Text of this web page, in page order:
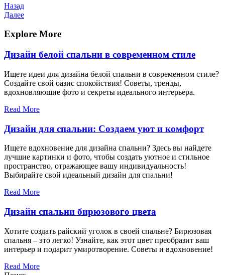
Навигация
по
записям
Предыдущая
запись
Назад
Следующая
Далее
Explore More
Дизайн белой спальни в современном стиле
Ищете идеи для дизайна белой спальни в современном стиле?
Создайте свой оазис спокойствия! Советы, тренды,
вдохновляющие фото и секреты идеального интерьера.
Read More
Дизайн для спальни: Создаем уют и комфорт
Ищете вдохновение для дизайна спальни? Здесь вы найдете
лучшие картинки и фото, чтобы создать уютное и стильное
пространство, отражающее вашу индивидуальность!
Выбирайте свой идеальный дизайн для спальни!
Read More
Дизайн спальни бирюзового цвета
Хотите создать райский уголок в своей спальне? Бирюзовая
спальня – это легко! Узнайте, как этот цвет преобразит ваш
интерьер и подарит умиротворение. Советы и вдохновение!
Read More